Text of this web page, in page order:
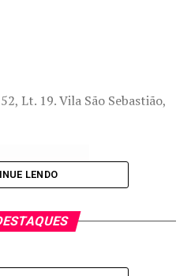
Lt. 19. Vila São Sebastião,
LENDO